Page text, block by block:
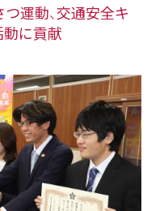
運動、交通安全キ
に貢献